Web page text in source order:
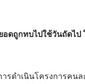
ดถูกทบไปใช้วันถัดไ
รดำเนินโครงการคน